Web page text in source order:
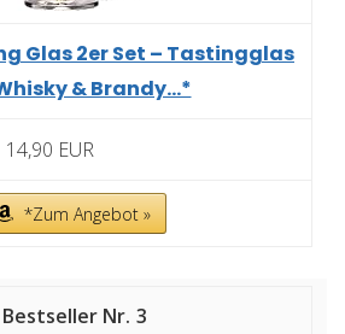
Glas 2er Set – Tastingglas
& Brandy...*
14,90 EUR
*Zum Angebot »
3